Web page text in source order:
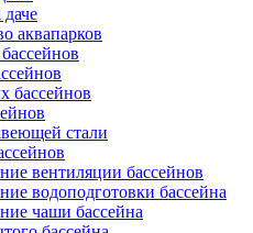
аквапарков
бассейнов
стали
вентиляции бассейнов
водоподготовки бассейна
чаши бассейна